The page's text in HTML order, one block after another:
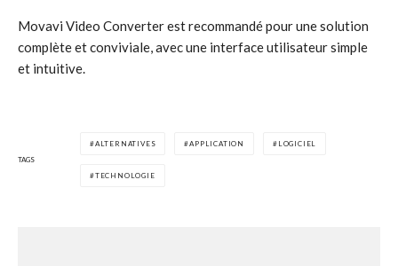
Movavi Video Converter est recommandé pour une solution
complète et conviviale, avec une interface utilisateur simple
et intuitive.
TAGS
ALTERNATIVES APPLICATION LOGICIEL
TECHNOLOGIE